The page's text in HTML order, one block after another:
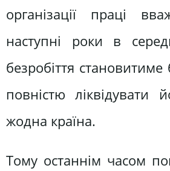
організації праці
наступні роки в
безробіття становитиме
повністю ліквідувати
жодна країна.
Тому останнім часом